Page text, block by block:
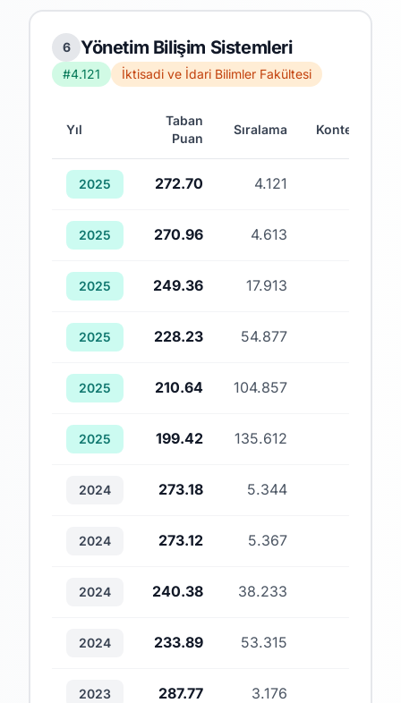
6 Yönetim Bilişim Sistemleri
#4.121 İktisadi ve İdari Bilimler Fakültesi
Yıl
Taban
Puan
Sıralama Kontenjan
2025 272.70 4.121
2025 270.96 4.613
2025 249.36 17.913
2025 228.23 54.877
2025 210.64 104.857
2025 199.42 135.612
2024 273.18 5.344
2024 273.12 5.367
2024 240.38 38.233
2024 233.89 53.315
2023 287.77 3.176